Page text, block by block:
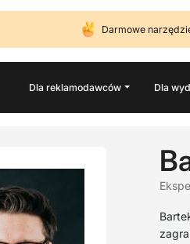
Darmowe
Dla reklamodawców Dla